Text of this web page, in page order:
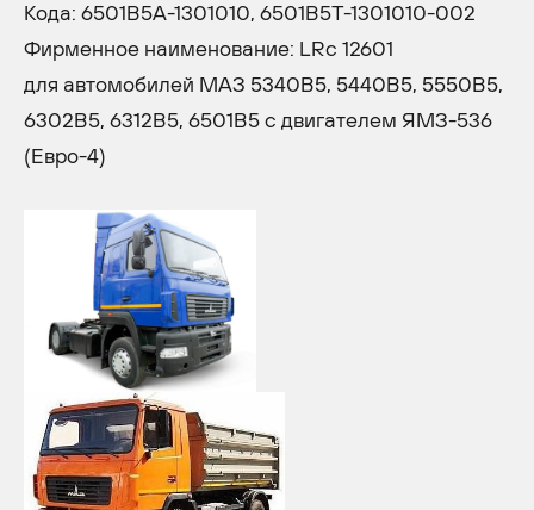
Кода: 6501В5А-1301010, 6501В5Т-1301010-002
Фирменное наименование: LRc 12601
для автомобилей МАЗ 5340В5, 5440В5, 5550B5,
6302B5, 6312B5, 6501B5 с двигателем ЯМЗ-536
(Евро-4)